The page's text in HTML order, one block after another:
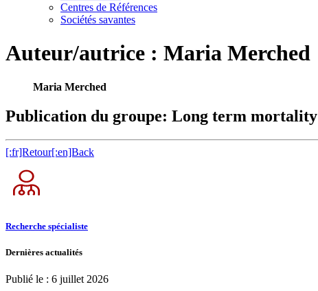
Centres de Références
Sociétés savantes
Auteur/autrice : Maria Merched
Maria Merched
Publication du groupe: Long term mortality
[:fr]Retour[:en]Back
Recherche spécialiste
Dernières actualités
Publié le : 6 juillet 2026